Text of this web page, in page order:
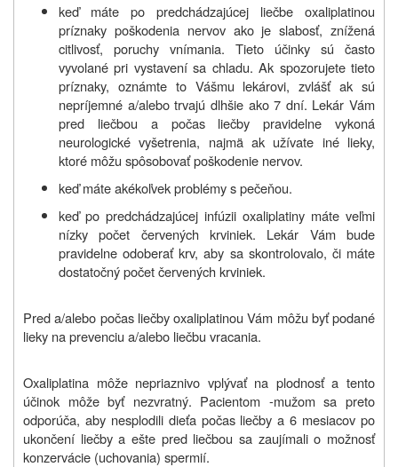
keď máte po predchádzajúcej liečbe oxaliplatinou
príznaky poškodenia nervov ako je slabosť, znížená
citlivosť, poruchy vnímania. Tieto účinky sú často
vyvolané pri vystavení sa chladu. Ak spozorujete tieto
príznaky, oznámte to Vášmu lekárovi, zvlášť ak sú
nepríjemné a/alebo trvajú dlhšie ako 7 dní. Lekár Vám
pred liečbou a počas liečby pravidelne vykoná
neurologické vyšetrenia, najmä ak užívate iné lieky,
ktoré môžu spôsobovať poškodenie nervov.
keď máte akékoľvek problémy s pečeňou.
keď po predchádzajúcej infúzii oxaliplatiny máte veľmi
nízky počet červených krviniek. Lekár Vám bude
pravidelne odoberať krv, aby sa skontrolovalo, či máte
dostatočný počet červených krviniek.
Pred a/alebo počas liečby oxaliplatinou Vám môžu byť podané
lieky na prevenciu a/alebo liečbu vracania.
Oxaliplatina môže nepriaznivo vplývať na plodnosť a tento
účinok môže byť nezvratný. Pacientom -mužom sa preto
odporúča, aby nesplodili dieťa počas liečby a 6 mesiacov po
ukončení liečby a ešte pred liečbou sa zaujímali o možnosť
konzervácie (uchovania) spermií.